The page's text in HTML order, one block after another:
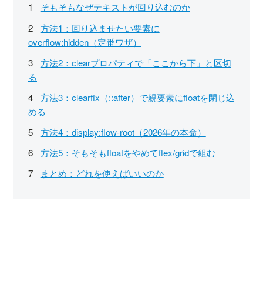
そもそもなぜテキストが回り込むのか
方法1：回り込ませたい要素に
overflow:hidden（定番ワザ）
方法2：clearプロパティで「ここから下」と区切
る
方法3：clearfix（::after）で親要素にfloatを閉じ込
める
方法4：display:flow-root（2026年の本命）
方法5：そもそもfloatをやめてflex/gridで組む
まとめ：どれを使えばいいのか